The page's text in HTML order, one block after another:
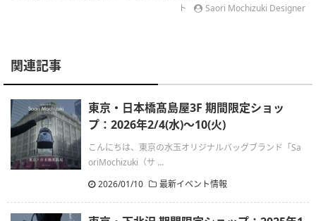
ト
Saori Mochizuki Designer
関連記事
東京・日本橋髙島屋3F 期間限定ショッ
プ：2026年2/4(水)〜10(火)
こんにちは、東京の水玉オリジナルバッグブランド「Sa
oriMochizuki（サ ...
2026/01/10
最新イベント情報